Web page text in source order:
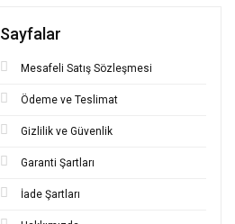
Sayfalar
Mesafeli Satış Sözleşmesi
Ödeme ve Teslimat
Gizlilik ve Güvenlik
Garanti Şartları
İade Şartları